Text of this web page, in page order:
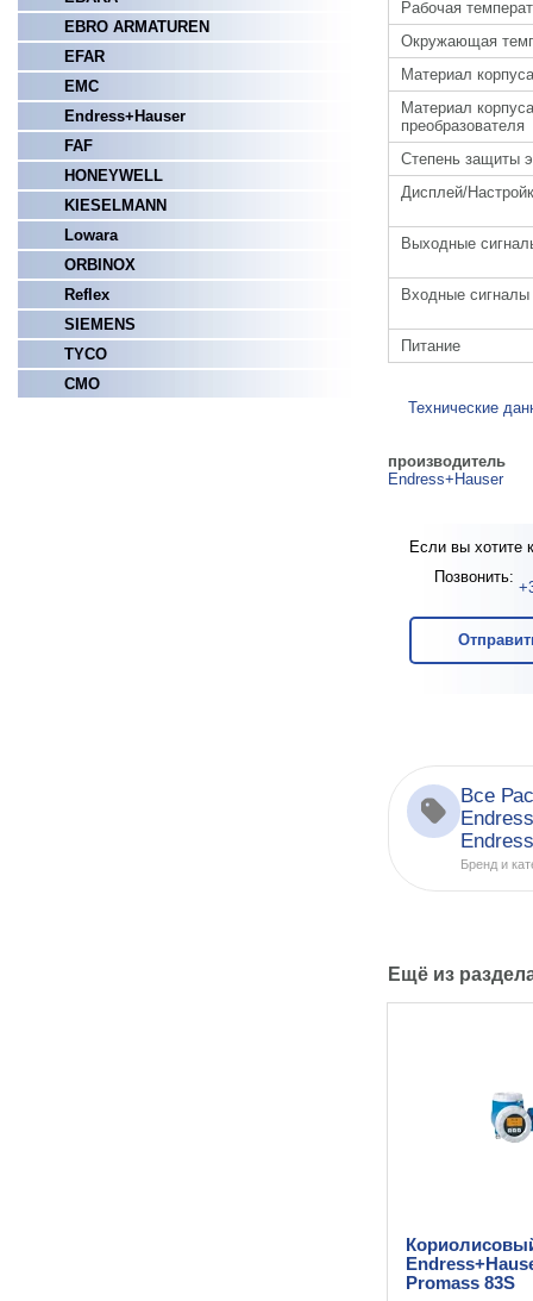
EBRO ARMATUREN
EFAR
EMC
Endress+Hauser
FAF
HONEYWELL
KIESELMANN
Lowara
ORBINOX
Reflex
SIEMENS
TYCO
СМО
Рабочая
Окружающая
Материал
Материал корпуса
преобразователя
Степень защиты
Дисплей/
Выходные
Входные сигналы
Питание
Технические
производитель
Endress+Hauser
Если вы хотите
Позвонить:
Все
Бренд и
Ещё из
Promass 83S